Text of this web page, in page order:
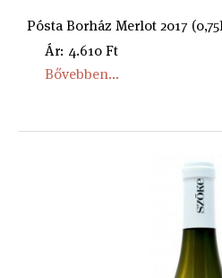
Pósta Borház Merlot 2017
Ár: 4.610 Ft
Bővebben...